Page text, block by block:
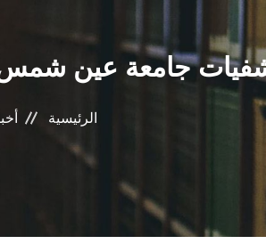
جامعة عين
الرئيسية